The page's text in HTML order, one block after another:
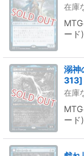
在庫
ード
溺神
313]
在庫
ード